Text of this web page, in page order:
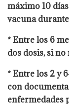
máximo 10
vacuna
* Entre los 6
dos dosis, si
* Entre los 2 y
con
enfermedades